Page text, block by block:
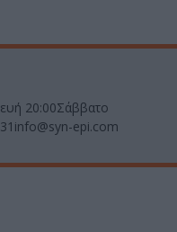
20:00Σάββατο
epi.com